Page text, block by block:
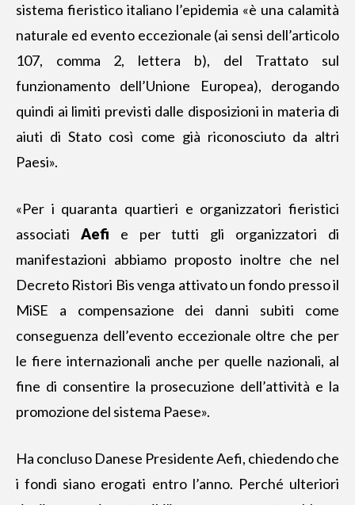
sistema fieristico italiano l’epidemia «è una calamità
naturale ed evento eccezionale (ai sensi dell’articolo
107, comma 2, lettera b), del Trattato sul
funzionamento dell’Unione Europea), derogando
quindi ai limiti previsti dalle disposizioni in materia di
aiuti di Stato così come già riconosciuto da altri
Paesi».
«Per i quaranta quartieri e organizzatori fieristici
associati Aefi e per tutti gli organizzatori di
manifestazioni abbiamo proposto inoltre che nel
Decreto Ristori Bis venga attivato un fondo presso il
MiSE a compensazione dei danni subiti come
conseguenza dell’evento eccezionale oltre che per
le fiere internazionali anche per quelle nazionali, al
fine di consentire la prosecuzione dell’attività e la
promozione del sistema Paese».
Ha concluso Danese Presidente Aefi, chiedendo che
i fondi siano erogati entro l’anno. Perché ulteriori